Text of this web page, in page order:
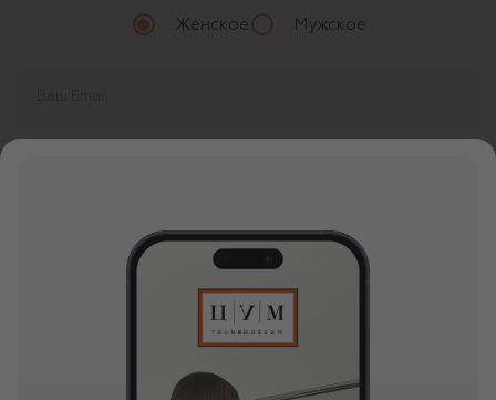
Женское Мужское
О ЦУМ
О магазине
Новости и события
ОНЛАЙН ПОКУПКИ
Мобильное приложение